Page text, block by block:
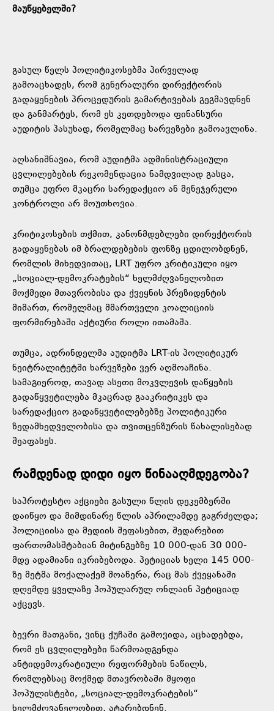
მაუწყებელში?
გასულ წელს პოლიტიკოსებმა პირველად
გამოაცხადეს, რომ გენერალური დირექტორის
გადაყენების პროცედურის გამარტივებას გეგმავდნენ
და განმარტეს, რომ ეს კეთდებოდა ფინანსური
აუდიტის პასუხად, რომელმაც ხარვეზები გამოავლინა.
აღსანიშნავია, რომ აუდიტმა ადმინისტრაციული
ცვლილებების რეკომენდაცია ნამდვილად გასცა,
თუმცა უფრო მკაცრი სარედაქციო ან მენეჯერული
კონტროლი არ მოუთხოვია.
კრიტიკოსების თქმით, კანონმდებლები დირექტორის
გადაყენებას იმ ბრალდებების ფონზე ცდილობდნენ,
რომლის მიხედვითაც, LRT უფრო კრიტიკული იყო
„სოციალ-დემოკრატების“ ხელმძღვანელობით
მოქმედი მთავრობისა და ქვეყნის პრეზიდენტის
მიმართ, რომელმაც მმართველი კოალიციის
ფორმირებაში აქტიური როლი ითამაშა.
თუმცა, ადრინდელმა აუდიტმა LRT-ის პოლიტიკურ
ნეიტრალიტეტში ხარვეზები ვერ აღმოაჩინა.
სამაგიეროდ, თავად ასეთი მოკვლევის დაწყების
გადაწყვეტილება მკაცრად გააკრიტიკეს და
სარედაქციო გადაწყვეტილებებზე პოლიტიკური
ზედამხედველობისა და თვითცენზურის წახალისებად
შეაფასეს.
რამდენად დიდი იყო წინააღმდეგობა?
საპროტესტო აქციები გასული წლის დეკემბერში
დაიწყო და მიმდინარე წლის აპრილამდე გაგრძელდა;
პოლიციისა და მედიის შეფასებით, შედარებით
ფართომასშტაბიან მიტინგებზე 10 000-დან 30 000-
მდე ადამიანი იკრიბებოდა. პეტიციას ხელი 145 000-
ზე მეტმა მოქალაქემ მოაწერა, რაც მას ქვეყანაში
დღემდე ყველაზე პოპულარულ ონლაინ პეტიციად
აქცევს.
ბევრი მათგანი, ვინც ქუჩაში გამოვიდა, აცხადებდა,
რომ ეს ცვლილებები წარმოადგენდა
ანტიდემოკრატიული რეფორმების ნაწილს,
რომლებსაც მოქმედ მთავრობაში მყოფი
პოპულისტები, „სოციალ-დემოკრატების“